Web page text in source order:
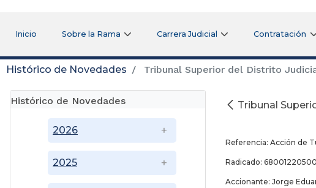
Inicio Sobre la Rama Carrera Judicial Contratación
Histórico de Novedades Tribunal Superior del Distrito
Histórico de Novedades
2025
2026
Tribunal
21 de
Referencia: Acción de
Radicado:
Accionante: Jorge